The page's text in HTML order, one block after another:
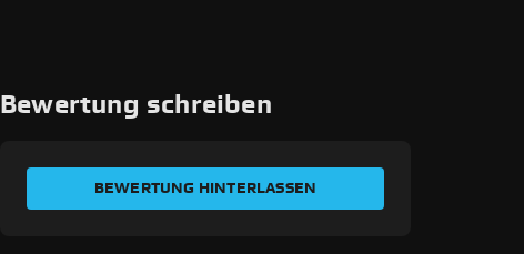
Bewertung schreiben
BEWERTUNG HINTERLASSEN